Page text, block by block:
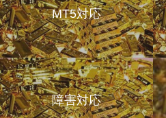
MT5対応
障害対応